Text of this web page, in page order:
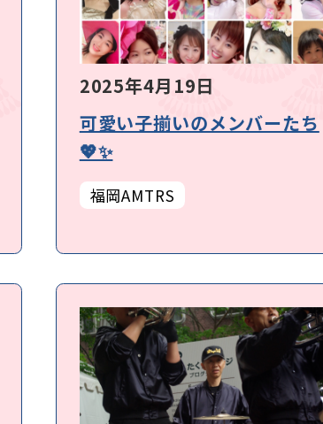
2025年4月19日
可愛い子揃いのメンバーたち
💖✨
福岡AMTRS